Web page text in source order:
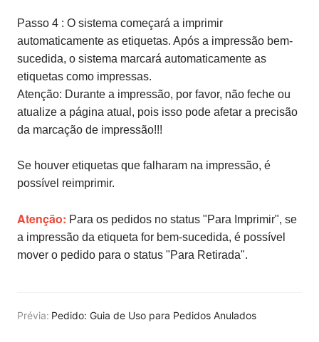
Passo 4 : O sistema começará a imprimir
automaticamente as etiquetas. Após a impressão bem-
sucedida, o sistema marcará automaticamente as
etiquetas como impressas.
Atenção: Durante a impressão, por favor, não feche ou
atualize a página atual, pois isso pode afetar a precisão
da marcação de impressão!!!
Se houver etiquetas que falharam na impressão, é
possível reimprimir.
Atenção: Para os pedidos no status "Para Imprimir", se
a impressão da etiqueta for bem-sucedida, é possível
mover o pedido para o status "Para Retirada".
Prévia: Pedido: Guia de Uso para Pedidos Anulados